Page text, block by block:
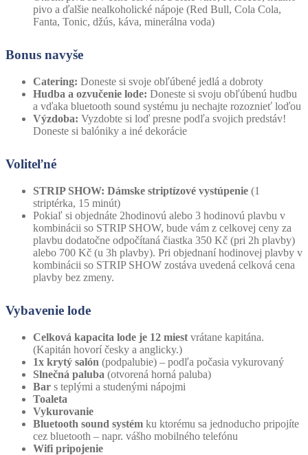
pivo a ďalšie nealkoholické nápoje (Red Bull, Cola Cola,
Fanta, Tonic, džús, káva, minerálna voda)
Bonus navyše
Catering: Doneste si svoje obľúbené jedlá a dobroty
Hudba a ozvučenie lode: Doneste si svoju obľúbenú hudbu
a vďaka bluetooth sound systému ju nechajte rozoznieť loďou
Výzdoba: Vyzdobte si loď presne podľa svojich predstáv!
Doneste si balóniky a iné dekorácie
Voliteľné
STRIP SHOW: Dámske striptízové ​​vystúpenie (1
striptérka, 15 minút)
Pokiaľ si objednáte 2hodinovú alebo 3 hodinovú plavbu v
kombinácii so STRIP SHOW, bude vám z celkovej ceny za
plavbu dodatočne odpočítaná čiastka 350 Kč (pri 2h plavby)
alebo 700 Kč (u 3h plavby). Pri objednaní hodinovej plavby v
kombinácii so STRIP SHOW zostáva uvedená celková cena
plavby bez zmeny.
Vybavenie lode
Celková kapacita lode je 12 miest vrátane kapitána.
(Kapitán hovorí česky a anglicky.)
1x krytý salón (podpalubie) – podľa počasia vykurovaný
Slnečná paluba (otvorená horná paluba)
Bar s teplými a studenými nápojmi
Toaleta
Vykurovanie
Bluetooth sound systém ku ktorému sa jednoducho pripojíte
cez bluetooth – napr. vášho mobilného telefónu
Wifi pripojenie